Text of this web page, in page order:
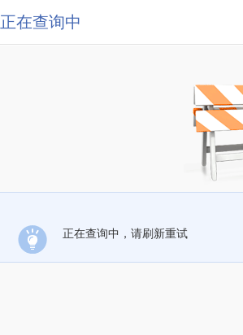
正在查询中
正在查询中，请刷新重试